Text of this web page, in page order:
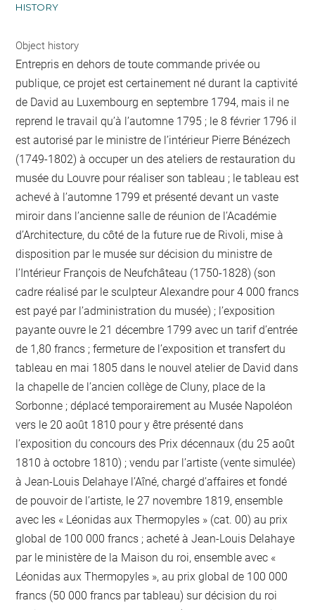
HISTORY
Object history
Entrepris en dehors de toute commande privée ou
publique, ce projet est certainement né durant la captivité
de David au Luxembourg en septembre 1794, mais il ne
reprend le travail qu’à l’automne 1795 ; le 8 février 1796 il
est autorisé par le ministre de l’intérieur Pierre Bénézech
(1749-1802) à occuper un des ateliers de restauration du
musée du Louvre pour réaliser son tableau ; le tableau est
achevé à l’automne 1799 et présenté devant un vaste
miroir dans l’ancienne salle de réunion de l’Académie
d’Architecture, du côté de la future rue de Rivoli, mise à
disposition par le musée sur décision du ministre de
l’Intérieur François de Neufchâteau (1750-1828) (son
cadre réalisé par le sculpteur Alexandre pour 4 000 francs
est payé par l’administration du musée) ; l’exposition
payante ouvre le 21 décembre 1799 avec un tarif d’entrée
de 1,80 francs ; fermeture de l’exposition et transfert du
tableau en mai 1805 dans le nouvel atelier de David dans
la chapelle de l’ancien collège de Cluny, place de la
Sorbonne ; déplacé temporairement au Musée Napoléon
vers le 20 août 1810 pour y être présenté dans
l’exposition du concours des Prix décennaux (du 25 août
1810 à octobre 1810) ; vendu par l’artiste (vente simulée)
à Jean-Louis Delahaye l’Aîné, chargé d’affaires et fondé
de pouvoir de l’artiste, le 27 novembre 1819, ensemble
avec les « Léonidas aux Thermopyles » (cat. 00) au prix
global de 100 000 francs ; acheté à Jean-Louis Delahaye
par le ministère de la Maison du roi, ensemble avec «
Léonidas aux Thermopyles », au prix global de 100 000
francs (50 000 francs par tableau) sur décision du roi